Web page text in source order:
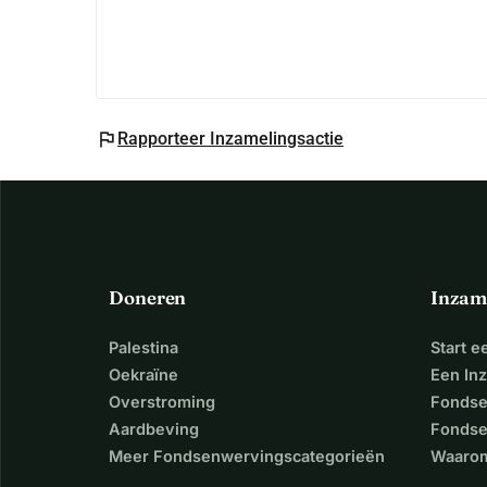
flag Rapporteer Inzamelingsactie
Doneren
Palestina
Oekraïne
Overstroming
Aardbeving
Meer Fondsenwervingscategorieën
Start
Een